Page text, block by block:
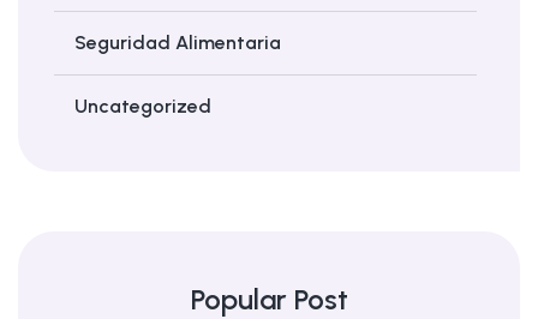
Seguridad Alimentaria
Uncategorized
Popular Post